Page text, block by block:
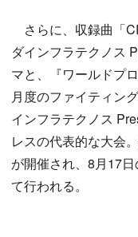
さらに、収録曲「
ダインフラテクノス
マと、『ワールドプ
月度のファイティン
インフラテクノス
レスの代表的な大会
が開催され、8月17
て行われる。